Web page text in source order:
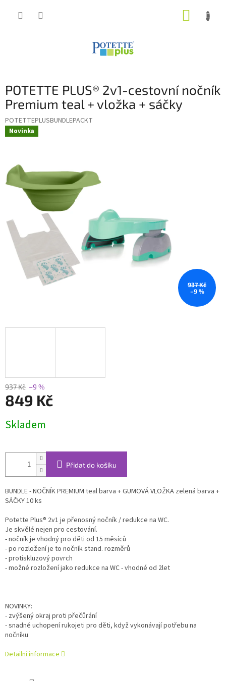
POTETTE PLUS® 2v1-cestovní nočník
Premium teal + vložka + sáčky
POTETTEPLUSBUNDLEPACKT
Novinka
937 Kč
–9 %
937 Kč –9 %
849 Kč
cena:
Skladem
Přidat do košíku
BUNDLE - NOČNÍK PREMIUM teal barva + GUMOVÁ VLOŽKA zelená barva +
SÁČKY 10 ks
Potette Plus® 2v1 je přenosný nočník / redukce na WC.
Je skvělé nejen pro cestování.
- nočník je vhodný pro děti od 15 měsíců
- po rozložení je to nočník stand. rozměrů
- protiskluzový povrch
- možné rozložení jako redukce na WC - vhodné od 2let
NOVINKY:
- zvýšený okraj proti přečůrání
- snadné uchopení rukojeti pro děti, když vykonávají potřebu na
nočníku
Detailní informace